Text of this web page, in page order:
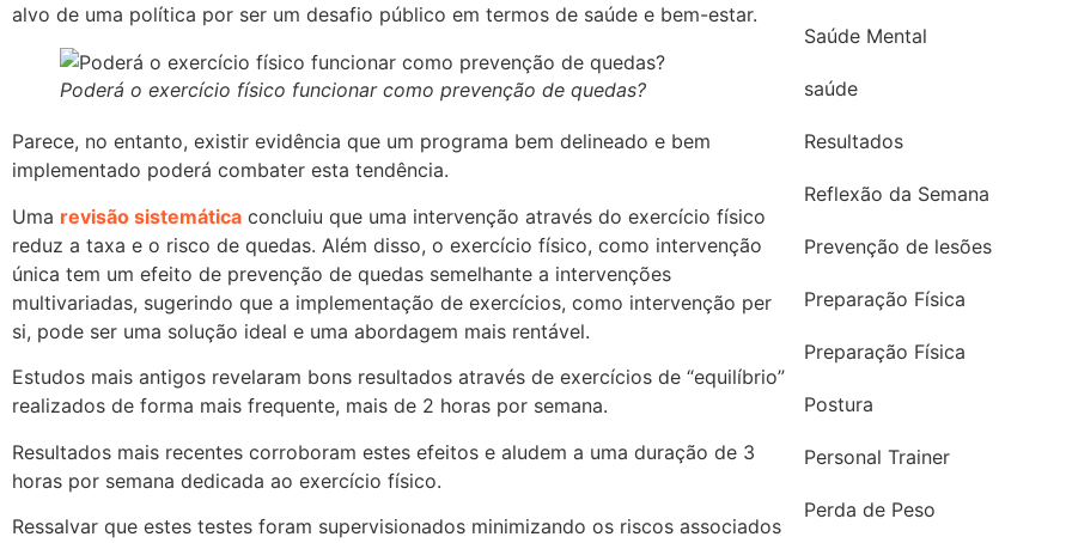
alvo de uma política por ser um desafio público em termos de saúde e bem-estar.
Poderá o exercício físico funcionar como prevenção de quedas?
Parece, no entanto, existir evidência que um programa bem delineado e bem
implementado poderá combater esta tendência.
Uma revisão sistemática concluiu que uma intervenção através do exercício físico
reduz a taxa e o risco de quedas. Além disso, o exercício físico, como intervenção
única tem um efeito de prevenção de quedas semelhante a intervenções
multivariadas, sugerindo que a implementação de exercícios, como intervenção per
si, pode ser uma solução ideal e uma abordagem mais rentável.
Estudos mais antigos revelaram bons resultados através de exercícios de “equilíbrio”
realizados de forma mais frequente, mais de 2 horas por semana.
Resultados mais recentes corroboram estes efeitos e aludem a uma duração de 3
horas por semana dedicada ao exercício físico.
Ressalvar que estes testes foram supervisionados minimizando os riscos associados
Saúde Mental
saúde
Resultados
Reflexão da Semana
Prevenção de lesões
Preparação Física
Preparação Física
Postura
Personal Trainer
Perda de Peso